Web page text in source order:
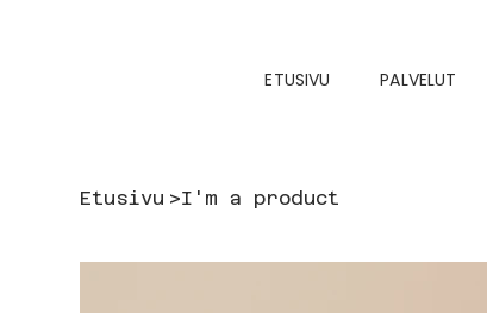
ETUSIVU PALVELUT
Etusivu >I'm a product